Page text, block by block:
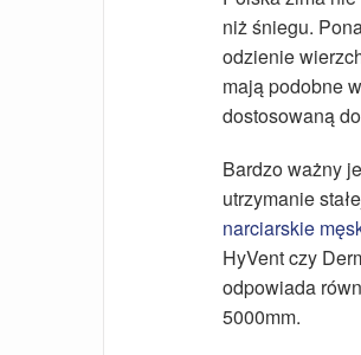
niż śniegu.
odzienie
mają podobne
dostosowaną
Bardzo ważny
utrzymanie
narciarskie
HyVent czy
odpowiada
5000mm.